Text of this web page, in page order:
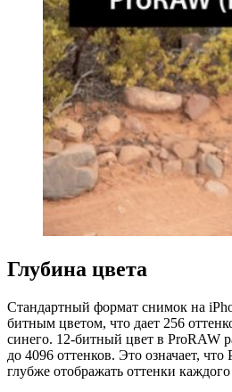
Глубина цвета
Стандартный формат снимок на
битным цветом, что дает 256
синего. 12-битный цвет в ProRAW
до 4096 оттенков. Это означает,
глубже отображать оттенки каждого